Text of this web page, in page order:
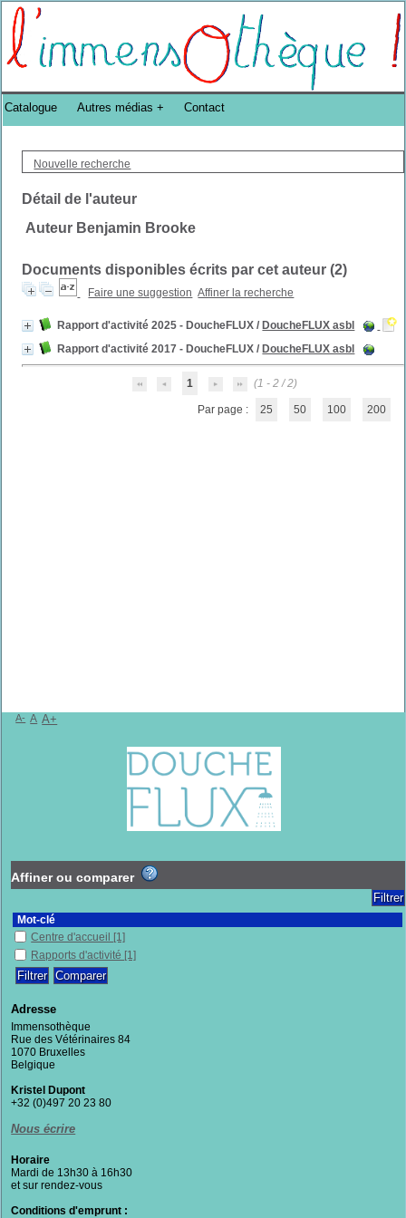
Bibliothèque DoucheFLUX Bibliotheek -->
Nouvelle recherche
Détail de l'auteur
Auteur Benjamin Brooke
Documents disponibles écrits par cet auteur (2)
Faire une suggestion Affiner la recherche
Rapport d'activité 2025 - DoucheFLUX / DoucheFLUX asbl
Rapport d'activité 2017 - DoucheFLUX / DoucheFLUX asbl
1 (1 - 2 / 2)
Par page : 25 50 100 200
Catalogue Autres médias Contact
A- A A+
Affiner ou comparer
Mot-clé
Centre d'accueil
[1]
Rapports d'activité [1]
Adresse
Immensothèque
Rue des Vétérinaires 84
1070 Bruxelles
Belgique
Kristel Dupont
+32 (0)497 20 23 80
Nous écrire
Horaire
Mardi de 13h30 à 16h30
et sur rendez-vous
Conditions d'emprunt :